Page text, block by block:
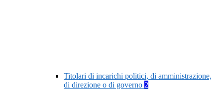
Titolari di incarichi politici, di amministrazione,
di direzione o di governo 2